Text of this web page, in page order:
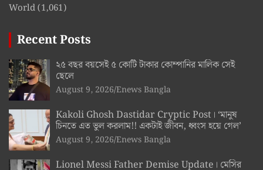
World(1,061)
Recent Posts
২৫ বছর বয়সেই ৫ কোটি টাকার কোম্পানির মালিক সেই
ছেলে
August 9, 2026 Enews Bangla
Kakoli Ghosh Dastidar Cryptic Post। ‘মানুষ
চিনতে এত ভুল করলাম!! একটাই জীবন, ধ্বংস হয়ে গেল’
August 9, 2026 Enews Bangla
Lionel Messi Father Demise Update। মেসির